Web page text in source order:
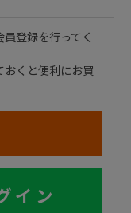
登録を行ってく
おくと便利にお買
イン